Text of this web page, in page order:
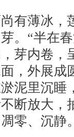
薄冰，
。“半在
芽内卷，
，外展成
泥里沉睡
断放大，
零、沉静